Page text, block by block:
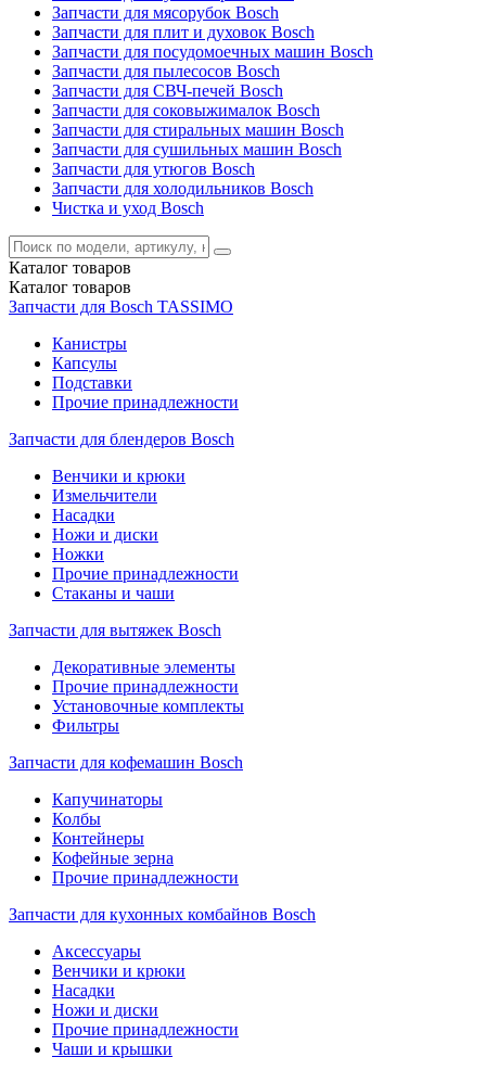
Запчасти для мясорубок Bosch
Запчасти для плит и духовок Bosch
Запчасти для посудомоечных машин Bosch
Запчасти для пылесосов Bosch
Запчасти для СВЧ-печей Bosch
Запчасти для соковыжималок Bosch
Запчасти для стиральных машин Bosch
Запчасти для сушильных машин Bosch
Запчасти для утюгов Bosch
Запчасти для холодильников Bosch
Чистка и уход Bosch
Каталог товаров
Каталог товаров
Запчасти для Bosch TASSIMO
Канистры
Капсулы
Подставки
Прочие принадлежности
Запчасти для блендеров Bosch
Венчики и крюки
Измельчители
Насадки
Ножи и диски
Ножки
Прочие принадлежности
Стаканы и чаши
Запчасти для вытяжек Bosch
Декоративные элементы
Прочие принадлежности
Установочные комплекты
Фильтры
Запчасти для кофемашин Bosch
Капучинаторы
Колбы
Контейнеры
Кофейные зерна
Прочие принадлежности
Запчасти для кухонных комбайнов Bosch
Аксессуары
Венчики и крюки
Насадки
Ножи и диски
Прочие принадлежности
Чаши и крышки